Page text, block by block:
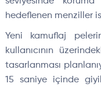
hedeflenen menziller
Yeni kamuflaj
kullanıcının
tasarlanması
15 saniye içinde